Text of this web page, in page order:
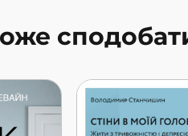
щось унікальне, вам не
розуміння, як працюють